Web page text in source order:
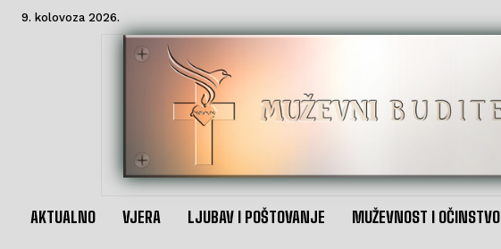
9. kolovoza 2026.
AKTUALNO VJERA LJUBAV I POŠTOVANJE MUŽEVNOST I OČINSTVO